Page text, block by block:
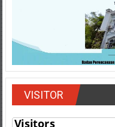
VISITOR